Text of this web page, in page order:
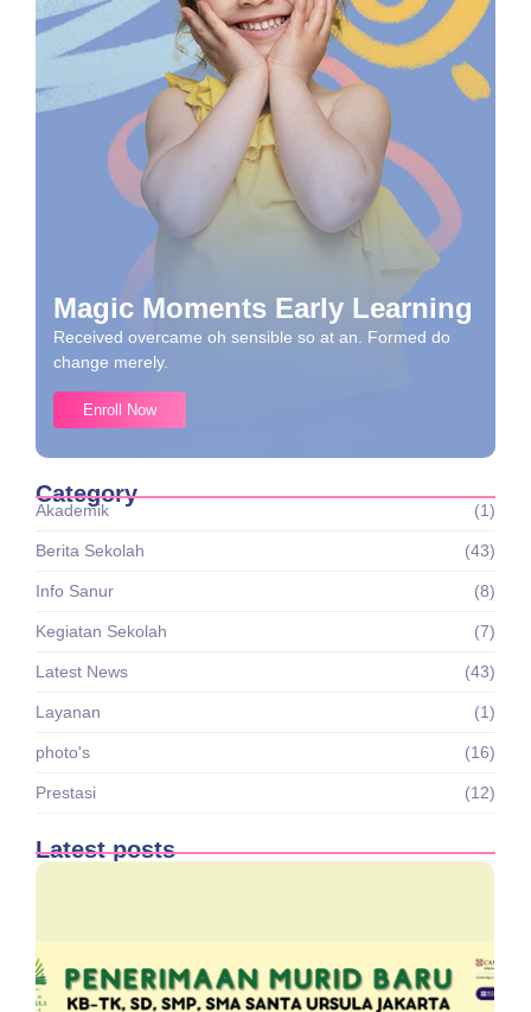
Magic Moments Early Learning
Received overcame oh sensible so at an. Formed do
change merely.
Enroll Now
Category
Akademik (1)
Berita Sekolah (43)
Info Sanur (8)
Kegiatan Sekolah (7)
Latest News (43)
Layanan (1)
photo's (16)
Prestasi (12)
Latest posts